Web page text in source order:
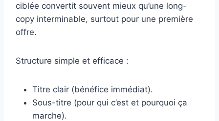
ciblée convertit souvent mieux qu’une long-
copy interminable, surtout pour une première
offre.
Structure simple et efficace :
Titre clair (bénéfice immédiat).
Sous-titre (pour qui c’est et pourquoi ça
marche).